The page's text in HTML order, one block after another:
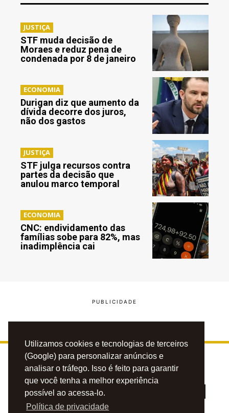
Utilizamos cookies e tecnologias de terceiros
(Google) para personalizar anúncios e
analisar o tráfego. Isso é feito para garantir
que você tenha a melhor experiência
possível ao acessa-lo.
Política de privacidade
JUSTIÇA
STF muda decisão de
Moraes e reduz pena de
condenada por 8 de janeiro
ECONOMIA
Durigan diz que aumento da
dívida decorre dos juros,
não dos gastos
JUSTIÇA
STF julga recursos contra
partes da decisão que
anulou marco temporal
ECONOMIA
CNC: endividamento das
famílias sobe para 82%, mas
inadimplência cai